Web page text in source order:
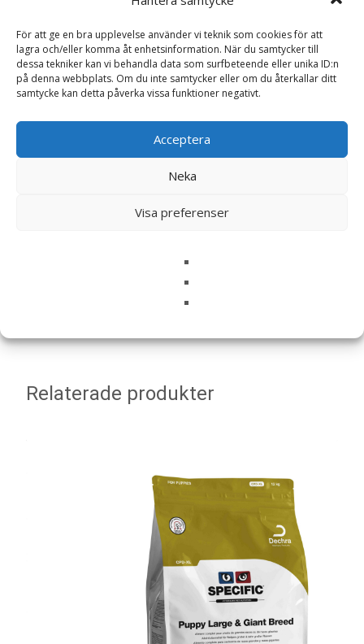
För att ge en bra upplevelse använder vi teknik som cookies för att
lagra och/eller komma åt enhetsinformation. När du samtycker till
dessa tekniker kan vi behandla data som surfbeteende eller unika ID:n
på denna webbplats. Om du inte samtycker eller om du återkallar ditt
samtycke kan detta påverka vissa funktioner negativt.
Acceptera
Neka
Visa preferenser
Ditt betyg
Din recension*
denna webbläsare till nästa gång jag skriver en
Relaterade produkter